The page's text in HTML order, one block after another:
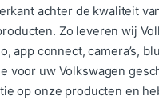
achter de kwaliteit
Zo leveren wij
app connect, camera’s,
voor uw Volkswagen
op onze producten en